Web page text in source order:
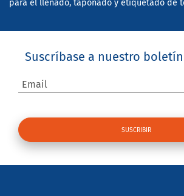
para el llenado, taponado y etiquetado de
Suscríbase a nuestro
Email